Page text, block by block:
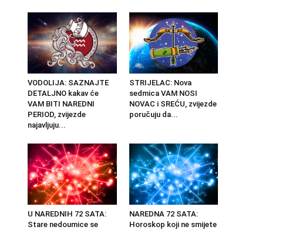
VODOLIJA: SAZNAJTE
DETALJNO kakav će
VAM BITI NAREDNI
PERIOD, zvijezde
najavljuju...
STRIJELAC: Nova
sedmica VAM NOSI
NOVAC i SREĆU, zvijezde
poručuju da...
U NAREDNIH 72 SATA:
Stare nedoumice se
NAREDNA 72 SATA:
Horoskop koji ne smijete